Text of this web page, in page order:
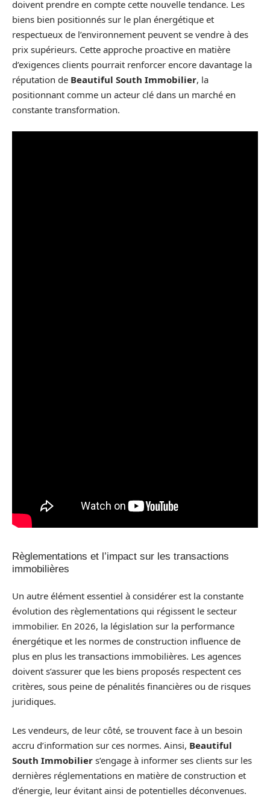
doivent prendre en compte cette nouvelle tendance. Les
biens bien positionnés sur le plan énergétique et
respectueux de l’environnement peuvent se vendre à des
prix supérieurs. Cette approche proactive en matière
d’exigences clients pourrait renforcer encore davantage la
réputation de Beautiful South Immobilier, la
positionnant comme un acteur clé dans un marché en
constante transformation.
Règlementations et l’impact sur les transactions
immobilières
Un autre élément essentiel à considérer est la constante
évolution des règlementations qui régissent le secteur
immobilier. En 2026, la législation sur la performance
énergétique et les normes de construction influence de
plus en plus les transactions immobilières. Les agences
doivent s’assurer que les biens proposés respectent ces
critères, sous peine de pénalités financières ou de risques
juridiques.
Les vendeurs, de leur côté, se trouvent face à un besoin
accru d’information sur ces normes. Ainsi, Beautiful
South Immobilier s’engage à informer ses clients sur les
dernières réglementations en matière de construction et
d’énergie, leur évitant ainsi de potentielles déconvenues.